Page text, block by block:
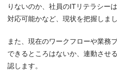
りないのか、社員のITリテラシー
対応可能かなど、現状を把握しまし
また、現在のワークフローや業務
できるところはないか、連動させ
認します。